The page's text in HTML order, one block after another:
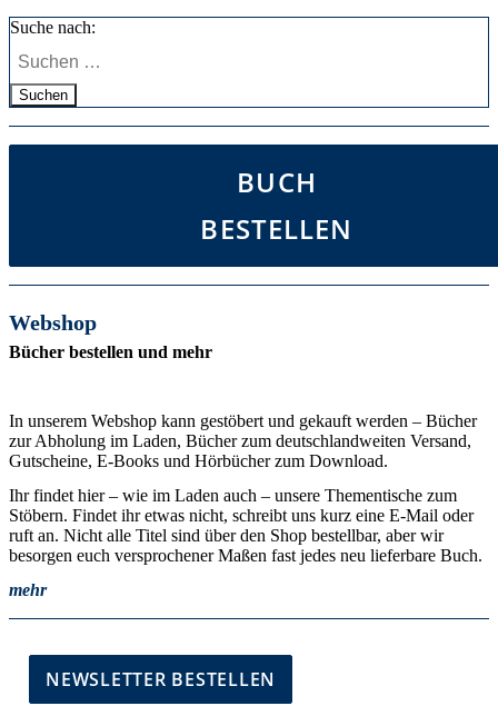
Suche nach:
Suchen
BUCH
BESTELLEN
Webshop
Bücher bestellen und mehr
In unserem Webshop kann gestöbert und gekauft werden – Bücher
zur Abholung im Laden, Bücher zum deutschlandweiten Versand,
Gutscheine, E-Books und Hörbücher zum Download.
Ihr findet hier – wie im Laden auch – unsere Thementische zum
Stöbern. Findet ihr etwas nicht, schreibt uns kurz eine E-Mail oder
ruft an. Nicht alle Titel sind über den Shop bestellbar, aber wir
besorgen euch versprochener Maßen fast jedes neu lieferbare Buch.
mehr